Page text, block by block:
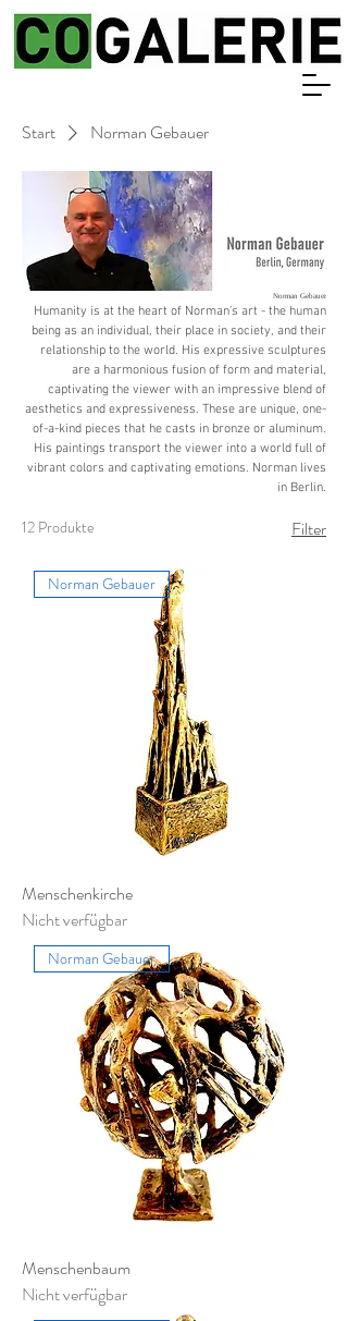
Start Norman Gebauer
Norman Gebauer
Humanity is at the heart of Norman’s art - the human
being as an individual, their place in society, and their
relationship to the world. His expressive sculptures
are a harmonious fusion of form and material,
captivating the viewer with an impressive blend of
aesthetics and expressiveness. These are unique, one-
of-a-kind pieces that he casts in bronze or aluminum.
His paintings transport the viewer into a world full of
vibrant colors and captivating emotions. Norman lives
in Berlin.
12 Produkte Filter
Norman Gebauer
Menschenkirche
Nicht verfügbar
Norman Gebauer
Menschenbaum
Nicht verfügbar